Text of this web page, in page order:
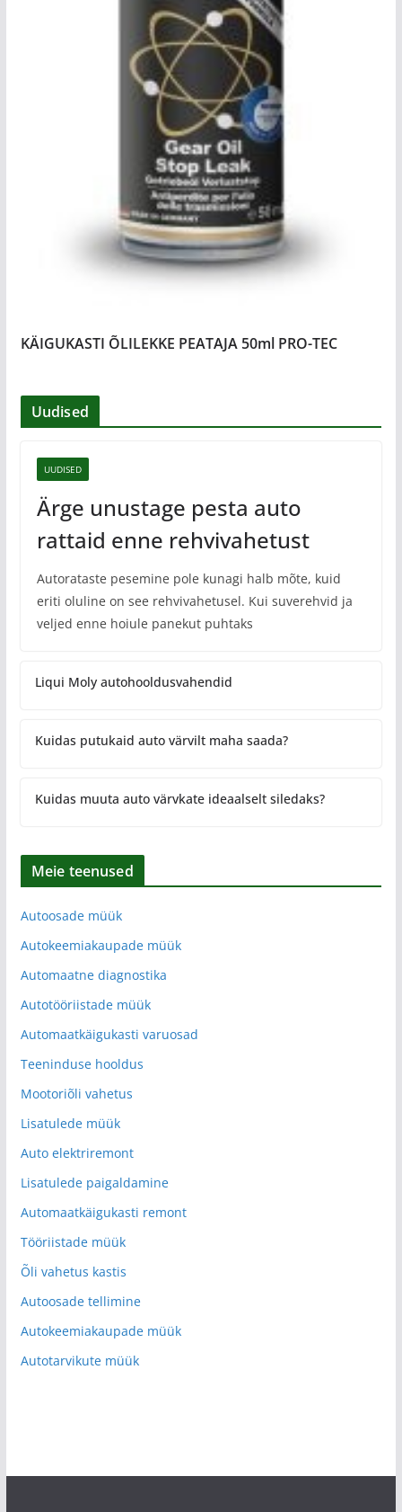
KÄIGUKASTI ÕLILEKKE PEATAJA 50ml PRO-TEC
Uudised
UUDISED
Ärge unustage pesta auto
rattaid enne rehvivahetust
Autorataste pesemine pole kunagi halb mõte, kuid
eriti oluline on see rehvivahetusel. Kui suverehvid ja
veljed enne hoiule panekut puhtaks
Liqui Moly autohooldusvahendid
Kuidas putukaid auto värvilt maha saada?
Kuidas muuta auto värvkate ideaalselt siledaks?
Meie teenused
Autoosade müük
Autokeemiakaupade müük
Automaatne diagnostika
Autotööriistade müük
Automaatkäigukasti varuosad
Teeninduse hooldus
Mootoriõli vahetus
Lisatulede müük
Auto elektriremont
Lisatulede paigaldamine
Automaatkäigukasti remont
Tööriistade müük
Õli vahetus kastis
Autoosade tellimine
Autokeemiakaupade müük
Autotarvikute müük